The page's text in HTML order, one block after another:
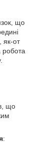
що
як-от
робота
що
: